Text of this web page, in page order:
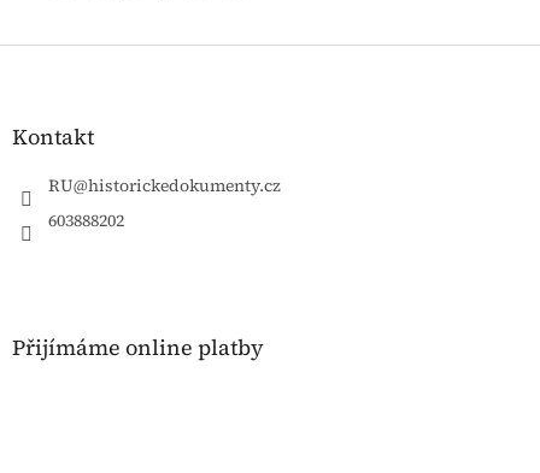
Z
Kontakt
RU@historickedokumenty.cz
603888202
Přijímáme online platby